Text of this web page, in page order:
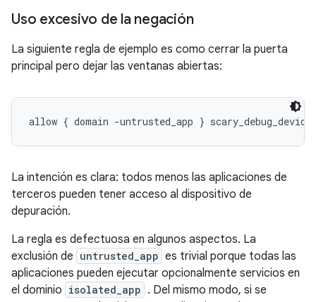
Uso excesivo de la negación
La siguiente regla de ejemplo es como cerrar la puerta
principal pero dejar las ventanas abiertas:
allow { domain -untrusted_app }
La intención es clara: todos menos las aplicaciones de
terceros pueden tener acceso al dispositivo de
depuración.
La regla es defectuosa en algunos aspectos. La
exclusión de untrusted_app es trivial porque todas las
aplicaciones pueden ejecutar opcionalmente servicios en
el dominio isolated_app . Del mismo modo, si se